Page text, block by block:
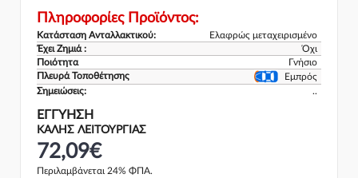
Πληροφορίες Προϊόντος:
Κατάσταση Ανταλλακτικού:
Ελαφρώς μεταχειρισμένο
Έχει Ζημιά :
Όχι
Ποιότητα
Γνήσιο
Πλευρά Τοποθέτησης
Εμπρός
Σημειώσεις:
..
ΕΓΓΎΗΣΗ
ΚΑΛΗΣ ΛΕΙΤΟΥΡΓΙΑΣ
72,09€
Περιλαμβάνεται 24% ΦΠΑ.